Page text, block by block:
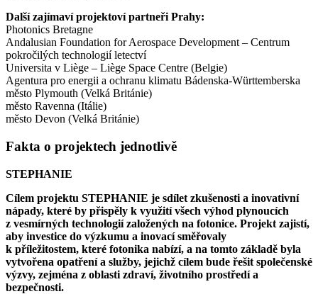
Další zajímaví projektoví partneři Prahy:
Photonics Bretagne
Andalusian Foundation for Aerospace Development – Centrum
pokročilých technologií letectví
Universita v Liège – Liège Space Centre (Belgie)
Agentura pro energii a ochranu klimatu Bádenska-Württemberska
město Plymouth (Velká Británie)
město Ravenna (Itálie)
město Devon (Velká Británie)
Fakta o projektech jednotlivě
STEPHANIE
Cílem projektu STEPHANIE je sdílet zkušenosti a inovativní
nápady, které by přispěly k využití všech výhod plynoucích
z vesmírných technologií založených na fotonice. Projekt zajistí,
aby investice do výzkumu a inovací směřovaly
k příležitostem, které fotonika nabízí, a na tomto základě byla
vytvořena opatření a služby, jejichž cílem bude řešit společenské
výzvy, zejména z oblasti zdraví, životního prostředí a
bezpečnosti.